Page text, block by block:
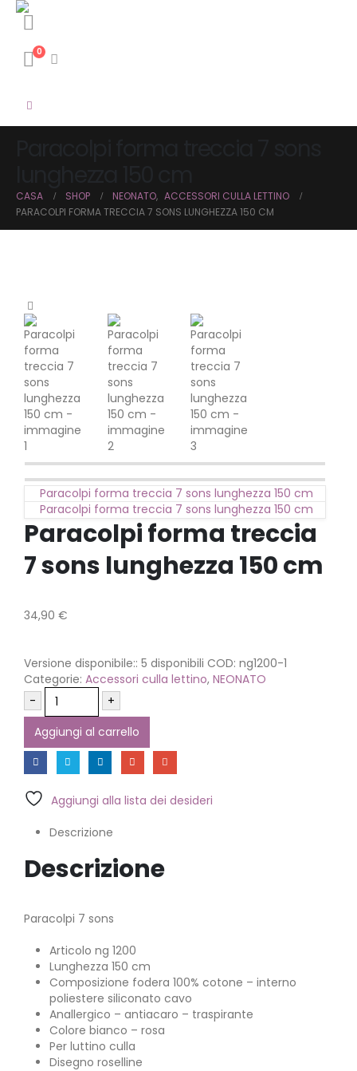
0
CASA SHOP NEONATO, ACCESSORI CULLA LETTINO
PARACOLPI FORMA TRECCIA 7 SONS LUNGHEZZA 150 CM
Paracolpi forma treccia 7 sons lunghezza 150 cm
Paracolpi forma treccia 7 sons lunghezza 150 cm
Paracolpi forma treccia
7 sons lunghezza 150 cm
34,90 €
Versione disponibile:: 5 disponibili COD: ng1200-1
Categorie: Accessori culla lettino, NEONATO
-
+
Aggiungi al carrello
Aggiungi alla lista dei desideri
Descrizione
Descrizione
Paracolpi 7 sons
Articolo ng 1200
Lunghezza 150 cm
Composizione fodera 100% cotone – interno
poliestere siliconato cavo
Anallergico – antiacaro – traspirante
Colore bianco – rosa
Per luttino culla
Disegno roselline